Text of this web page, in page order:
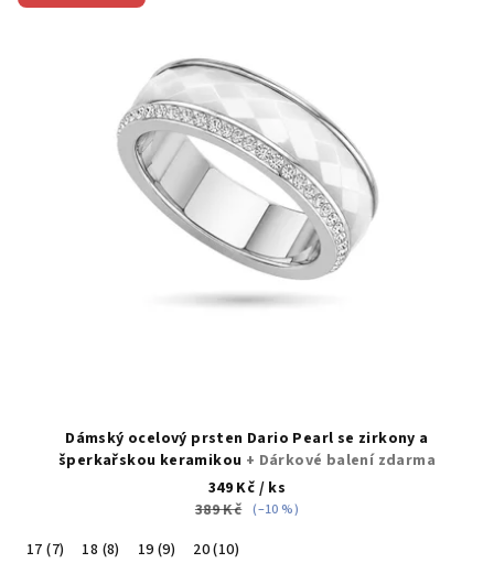
Dámský ocelový prsten Dario Pearl se zirkony a
šperkařskou keramikou + Dárkové balení zdarma
349 Kč / ks
389 Kč (–10 %)
17 (7) 18 (8) 19 (9)
20 (10)